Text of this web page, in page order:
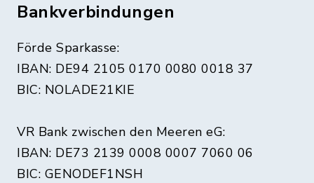
Bankverbindungen
Förde Sparkasse:
IBAN: DE94 2105 0170 0080 0018 37
BIC: NOLADE21KIE
VR Bank zwischen den Meeren eG:
IBAN: DE73 2139 0008 0007 7060 06
BIC: GENODEF1NSH